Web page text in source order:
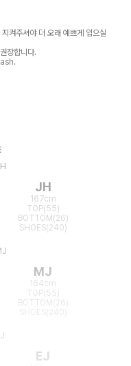
켜주셔야 더 오래 예쁘게 입으실
장합니다.
JH
167cm
TOP(55)
BOTTOM(26)
SHOES(240)
MJ
164cm
TOP(55)
BOTTOM(26)
EJ